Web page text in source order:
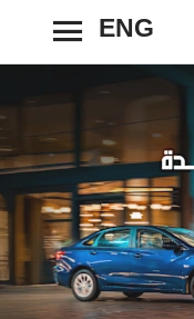
ENG